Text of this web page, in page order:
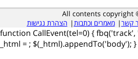
All contents copyright
קשר| מאמרים וכתבות| הצהרת נגישות
function CallEvent(tel=0) {
_html = ; $(_html).appendTo('body');